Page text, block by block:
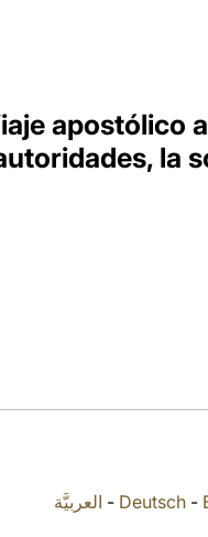
apostólico
la
العربيَّة - Deutsch -